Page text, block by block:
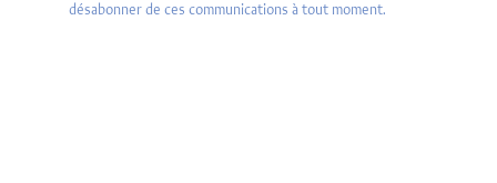
désabonner de ces communications à tout moment.